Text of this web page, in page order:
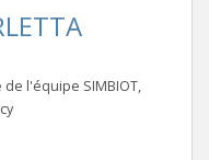
l'équipe SIMBIOT,